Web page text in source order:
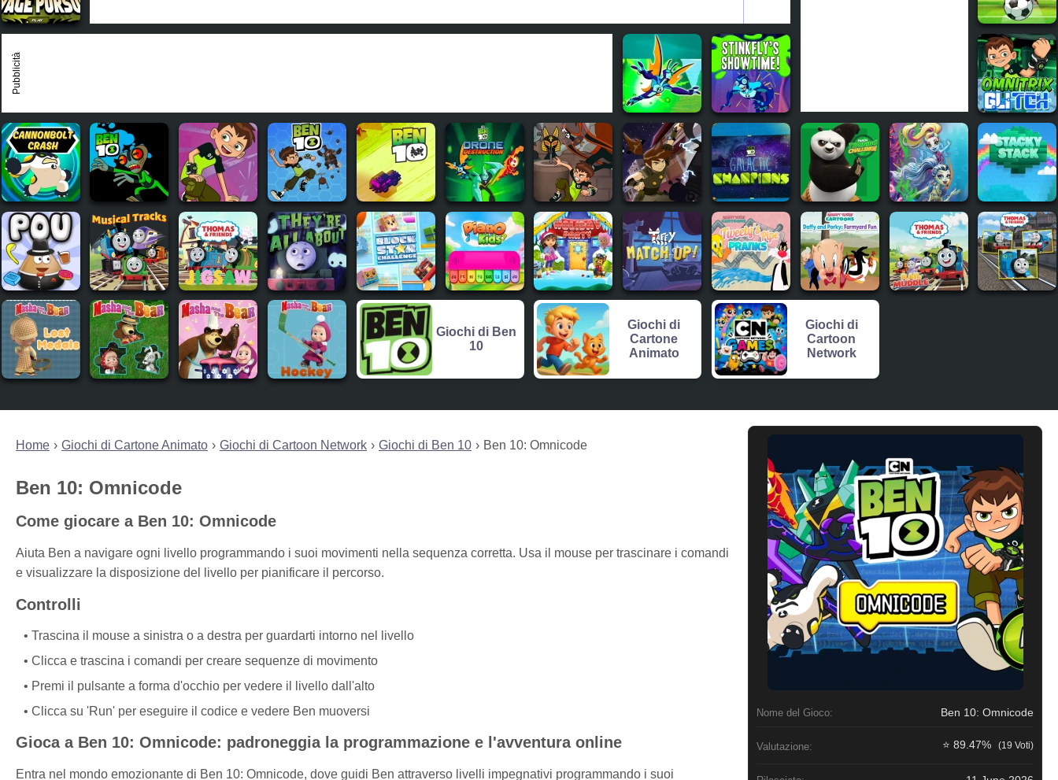
Home Giochi di Cartone Animato Giochi di Cartoon Network Giochi di Ben 10 Ben 10: Omnicode
Ben 10: Omnicode
Come giocare a Ben 10: Omnicode
Aiuta Ben a navigare ogni livello programmando i suoi movimenti nella sequenza corretta. Usa il mouse per trascinare i comandi
e visualizzare la disposizione del livello per pianificare il percorso.
Controlli
Trascina il mouse a sinistra o a destra per guardarti intorno nel livello
Clicca e trascina i comandi per creare sequenze di movimento
Premi il pulsante a forma d'occhio per vedere il livello dall'alto
Clicca su 'Run' per eseguire il codice e vedere Ben muoversi
Gioca a Ben 10: Omnicode: padroneggia la programmazione e l'avventura online
Entra nel mondo emozionante di Ben 10: Omnicode, dove guidi Ben attraverso livelli impegnativi programmando i suoi
Nome del Gioco: Ben 10: Omnicode
Valutazione: ⭐ 89.47% (19 Voti)
Pubblicità
Giochi di Ben
10
Giochi di
Cartone
Animato
Giochi di
Cartoon
Network